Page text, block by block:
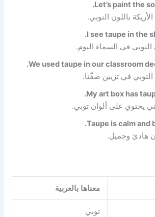
Let’s paint the
باللون التوبي.
I see taupe in the
التوبي في السماء اليوم.
We used taupe in our classroom
التوبي في تزيين صفّنا.
My art box has
يحتوي على ألوان توبي.
Taupe is calm and
هادئ وجميل.
معناها بالعربية
توبي